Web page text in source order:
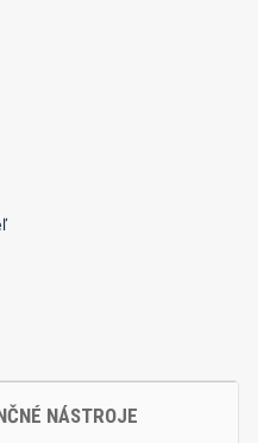
NÁSTROJE